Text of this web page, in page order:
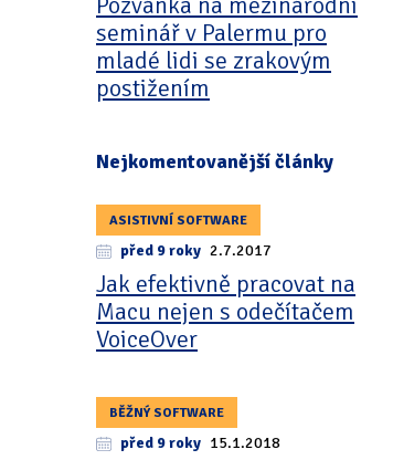
seminář v Palermu pro
mladé lidi se zrakovým
postižením
Nejkomentovanější články
ASISTIVNÍ SOFTWARE
před 9 roky 2.7.2017
Jak efektivně pracovat na
Macu nejen s odečítačem
VoiceOver
BĚŽNÝ SOFTWARE
před 9 roky 15.1.2018